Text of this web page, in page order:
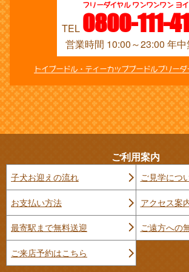
TEL 0800-111-
フリーダイヤル ワンワンワン ヨ
営業時間 10:00～23:00 年
トイプードル・ティーカッププードルブリー
ご利用案内
子犬お迎えの流れ ご見学につ
お支払い方法 アクセス案
最寄駅まで無料送迎 ご遠方への
ご来店予約はこちら